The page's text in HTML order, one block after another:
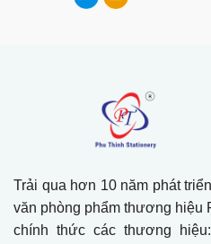
Trải qua hơn 10 năm phát
văn phòng phẩm thương hiệu
chính thức các thương